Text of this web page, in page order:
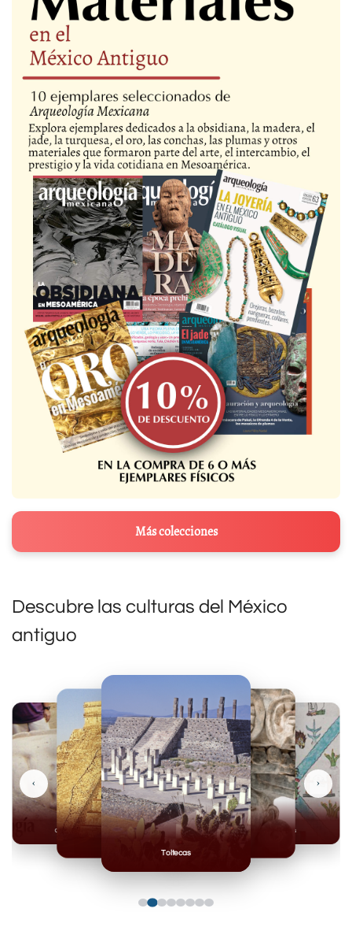
Más colecciones
Descubre las culturas del México
antiguo
Toltecas
Mexicas
Olmecas
‹ ›